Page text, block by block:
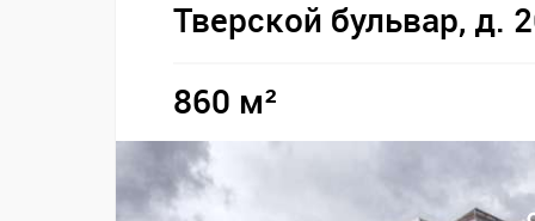
Тверской бульвар, д.
860 м²